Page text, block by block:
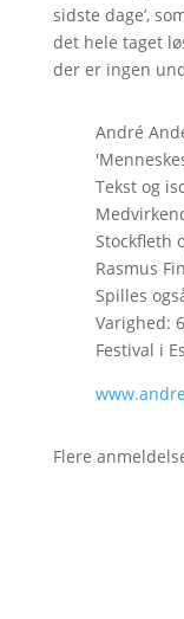
sidste dage’,
det hele taget
der er ingen
André
Tekst og
Stockfleth
Rasmus
Spilles
Varighed:
Festival i
Flere